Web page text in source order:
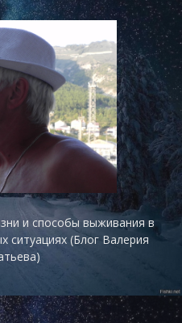
и способы выживания в
ситуациях (Блог Валерия